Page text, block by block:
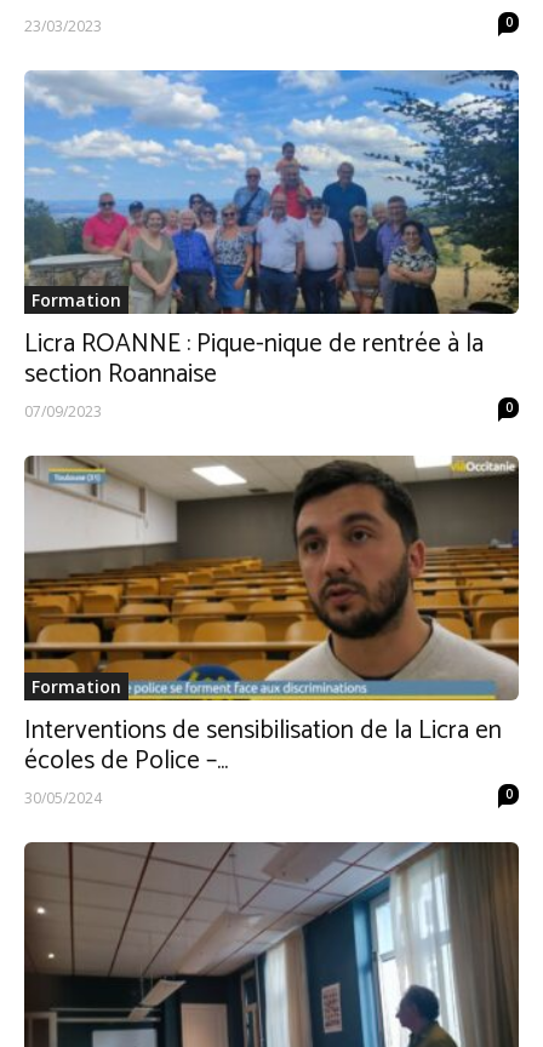
23/03/2023 0
Formation
Licra ROANNE : Pique-nique de rentrée à la
section Roannaise
07/09/2023 0
Formation
Interventions de sensibilisation de la Licra en
écoles de Police –...
30/05/2024 0